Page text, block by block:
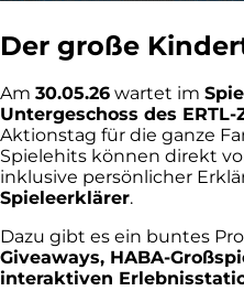
Der große
Am 30.05.26 wartet im
Untergeschoss des
Aktionstag für die ganze
Spielehits können direkt
inklusive persönlicher
Spieleerklärer.
Dazu gibt es ein buntes
Giveaways, HABA-
interaktiven